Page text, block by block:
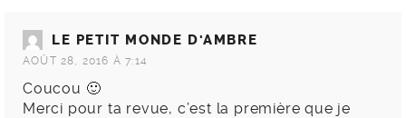
LE PETIT MONDE D'AMBRE
AOÛT 28, 2016 À 7:14
Coucou 🙂
Merci pour ta revue, c’est la première que je